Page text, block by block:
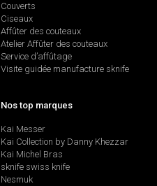
Couverts
Ciseaux
Affûter des couteaux
Atelier Affûter des couteaux
Service d’affûtage
Visite guidée manufacture sknife
Nos top marques
Kai Messer
Kai Collection by Danny Khezzar
Kai Michel Bras
sknife swiss knife
Nesmuk